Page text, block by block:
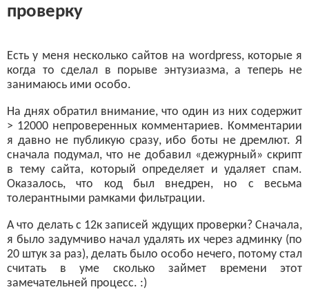
проверку
Есть у меня несколько сайтов на wordpress, которые я
когда то сделал в порыве энтузиазма, а теперь не
занимаюсь ими особо.
На днях обратил внимание, что один из них содержит
> 12000 непроверенных комментариев. Комментарии
я давно не публикую сразу, ибо боты не дремлют. Я
сначала подумал, что не добавил «дежурный» скрипт
в тему сайта, который определяет и удаляет спам.
Оказалось, что код был внедрен, но с весьма
толерантными рамками фильтрации.
А что делать с 12к записей ждущих проверки? Сначала,
я было задумчиво начал удалять их через админку (по
20 штук за раз), делать было особо нечего, потому стал
считать в уме сколько займет времени этот
замечательней процесс. :)